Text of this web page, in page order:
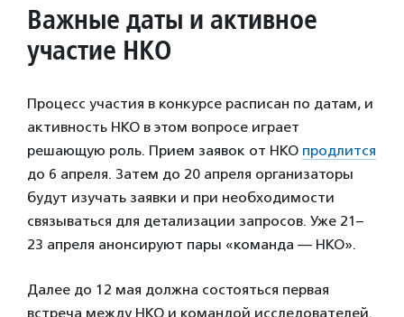
Важные даты и активное
участие НКО
Процесс участия в конкурсе расписан по датам, и
активность НКО в этом вопросе играет
решающую роль. Прием заявок от НКО продлится
до 6 апреля. Затем до 20 апреля организаторы
будут изучать заявки и при необходимости
связываться для детализации запросов. Уже 21–
23 апреля анонсируют пары «команда — НКО».
Далее до 12 мая должна состояться первая
встреча между НКО и командой исследователей.